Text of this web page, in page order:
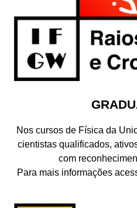
Nos cursos de Física da
cientistas qualificados,
com
Para mais informações